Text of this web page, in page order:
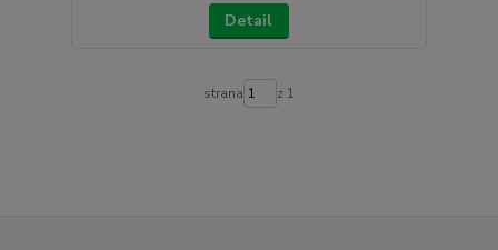
Detail
strana z 1